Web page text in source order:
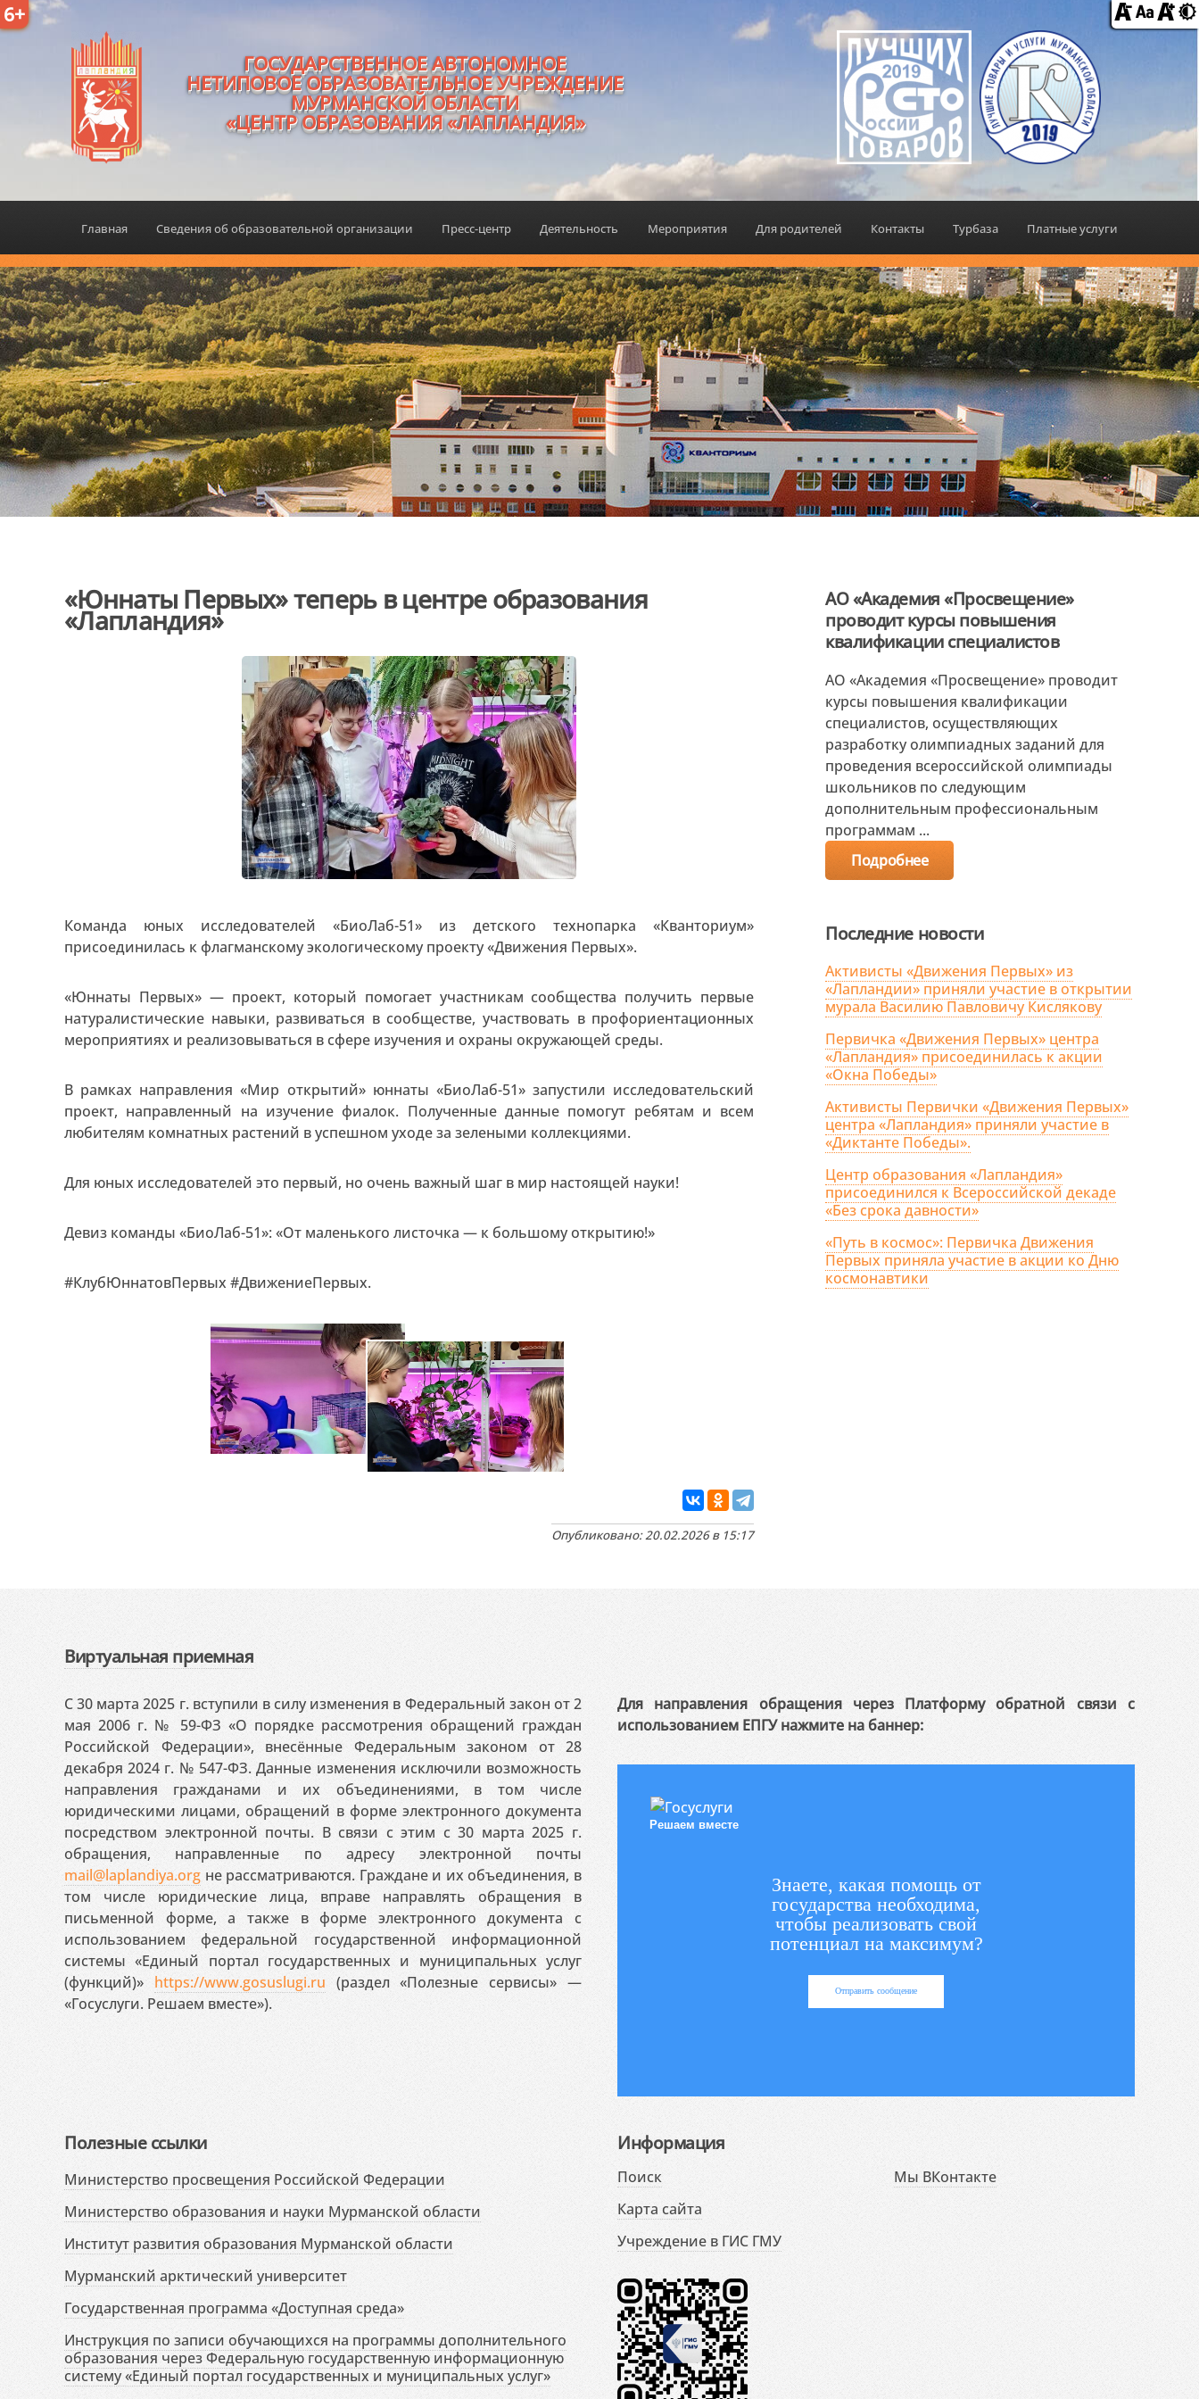
6+
ГОСУДАРСТВЕННОЕ АВТОНОМНОЕ
НЕТИПОВОЕ ОБРАЗОВАТЕЛЬНОЕ УЧРЕЖДЕНИЕ
МУРМАНСКОЙ ОБЛАСТИ
«ЦЕНТР ОБРАЗОВАНИЯ «ЛАПЛАНДИЯ»
Главная Сведения об образовательной организации Пресс-центр Деятельность Мероприятия Для родителей Контакты Турбаза Платные услуги
«Юннаты Первых» теперь в центре образования
«Лапландия»
Команда юных исследователей «БиоЛаб-51» из детского технопарка «Кванториум»
присоединилась к флагманскому экологическому проекту «Движения Первых».
«Юннаты Первых» —проект, который помогает участникам сообщества получить первые
натуралистические навыки, развиваться в сообществе, участвовать в профориентационных
мероприятиях и реализовываться в сфере изучения и охраны окружающей среды.
В рамках направления «Мир открытий» юннаты «БиоЛаб-51» запустили исследовательский
проект, направленный на изучение фиалок. Полученные данные помогут ребятам и всем
любителям комнатных растений в успешном уходе за зелеными коллекциями.
Для юных исследователей это первый, но очень важный шаг в мир настоящей науки!
Девиз команды «БиоЛаб-51»: «От маленького листочка — к большому открытию!»
#КлубЮннатовПервых #ДвижениеПервых.
Опубликовано: 20.02.2026 в 15:17
АО «Академия «Просвещение»
проводит курсы повышения
квалификации специалистов
АО «Академия «Просвещение» проводит
курсы повышения квалификации
специалистов, осуществляющих
разработку олимпиадных заданий для
проведения всероссийской олимпиады
школьников по следующим
дополнительным профессиональным
программам ...
Подробнее
Последние новости
Активисты «Движения Первых» из
«Лапландии» приняли участие в открытии
мурала Василию Павловичу Кислякову
Первичка «Движения Первых» центра
«Лапландия» присоединилась к акции
«Окна Победы»
Активисты Первички «Движения Первых»
центра «Лапландия» приняли участие в
«Диктанте Победы».
Центр образования «Лапландия»
присоединился к Всероссийской декаде
«Без срока давности»
«Путь в космос»: Первичка Движения
Первых приняла участие в акции ко Дню
космонавтики
Виртуальная приемная
С 30 марта 2025 г. вступили в силу изменения в Федеральный закон от 2
мая 2006 г. № 59-ФЗ «О порядке рассмотрения обращений граждан
Российской Федерации», внесённые Федеральным законом от 28
декабря 2024 г. № 547-ФЗ. Данные изменения исключили возможность
направления гражданами и их объединениями, в том числе
юридическими лицами, обращений в форме электронного документа
посредством электронной почты. В связи с этим с 30 марта 2025 г.
обращения, направленные по адресу электронной почты
mail@laplandiya.org не рассматриваются. Граждане и их объединения, в
том числе юридические лица, вправе направлять обращения в
письменной форме, а также в форме электронного документа с
использованием федеральной государственной информационной
системы «Единый портал государственных и муниципальных услуг
(функций)» https://www.gosuslugi.ru (раздел «Полезные сервисы» —
«Госуслуги. Решаем вместе»).
Для направления обращения через Платформу обратной связи с
использованием ЕПГУ нажмите на баннер:
Решаем вместе
Знаете, какая помощь от
государства необходима,
чтобы реализовать свой
потенциал на максимум?
Отправить сообщение
Полезные ссылки
Министерство просвещения Российской Федерации
Министерство образования и науки Мурманской области
Институт развития образования Мурманской области
Мурманский арктический университет
Государственная программа «Доступная среда»
Инструкция по записи обучающихся на программы дополнительного
образования через Федеральную государственную информационную
систему «Единый портал государственных и муниципальных услуг»
Информация
Поиск
Карта сайта
Учреждение в ГИС ГМУ
Мы ВКонтакте